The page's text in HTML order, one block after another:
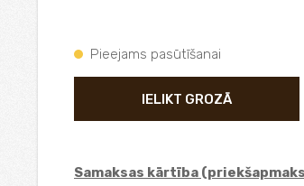
Pieejams pasūtīšanai
IELIKT GROZĀ
Samaksas kārtība